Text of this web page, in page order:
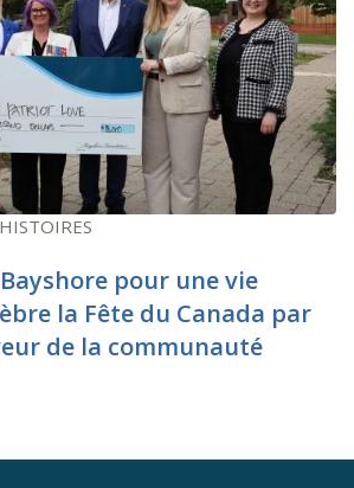
pour une vie
la Fête du Canada par
de la communauté